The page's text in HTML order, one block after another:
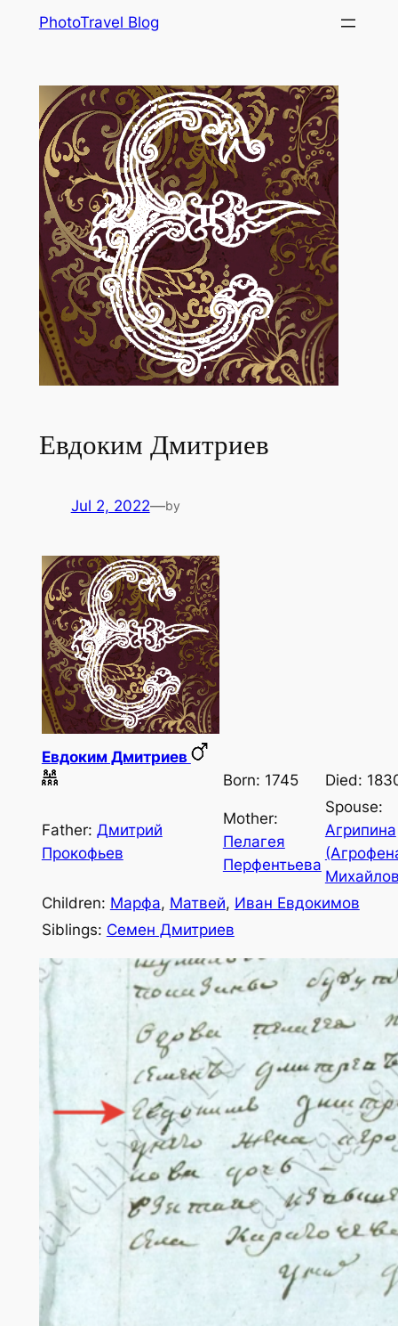
PhotoTravel Blog
Евдоким Дмитриев
Jul 2, 2022—by
Евдоким Дмитриев
Born: 1745
Died:
Father: Дмитрий
Прокофьев
Mother:
Пелагея
Перфентьева
Spouse:
Агрипина
Children: Марфа, Матвей, Иван Евдокимов
Siblings: Семен Дмитриев